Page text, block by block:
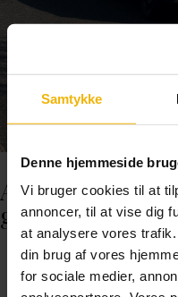
Samtykke
Denne hjemmeside
Vi bruger cookies til at
annoncer, til at vise dig
at analysere vores
din brug af vores
for sociale medier,
Alt du behøver,
gang